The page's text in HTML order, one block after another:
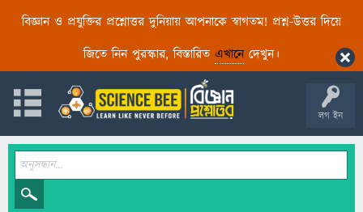
বিজ্ঞান ও প্রযুক্তির প্রশ্নোত্তর দুনিয়ায় আপনাকে স্বাগতম! প্রশ্ন-উত্তর দিয়ে
জিতে নিন পুরস্কার, বিস্তারিত এখানেদেখুন।
লগ ইন